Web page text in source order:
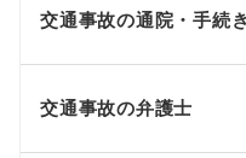
交通事故の通院・手続
交通事故の弁護士